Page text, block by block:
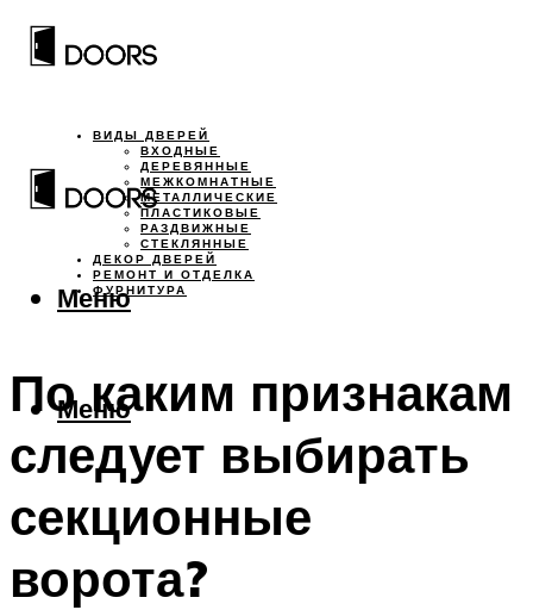
ВИДЫ ДВЕРЕЙ
ВХОДНЫЕ
ДЕРЕВЯННЫЕ
МЕЖКОМНАТНЫЕ
МЕТАЛЛИЧЕСКИЕ
ПЛАСТИКОВЫЕ
РАЗДВИЖНЫЕ
СТЕКЛЯННЫЕ
ДЕКОР ДВЕРЕЙ
РЕМОНТ И ОТДЕЛКА
ФУРНИТУРА
Меню
Меню
По каким признакам
следует выбирать
секционные
ворота?